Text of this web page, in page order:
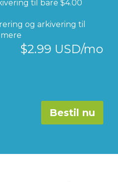
til bare $4.00
og arkivering til
$2.99 USD/mo
Bestil nu